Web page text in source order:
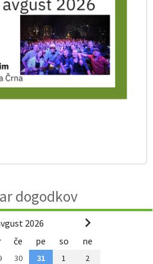
dogodkov
2026
če pe so ne
30 31 1
2